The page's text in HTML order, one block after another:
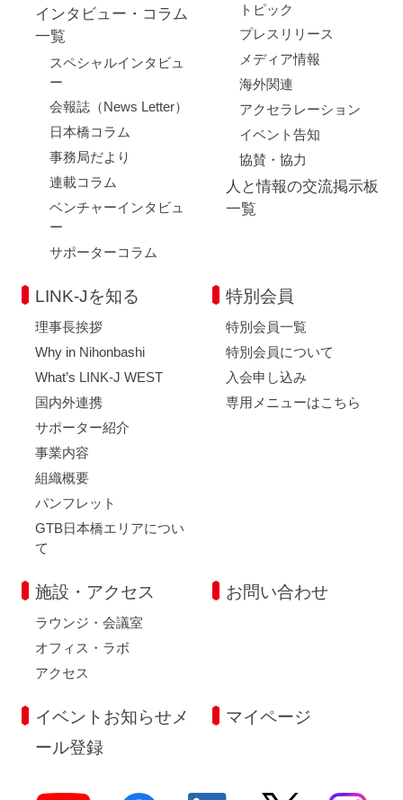
インタビュー・コラム
一覧
スペシャルインタビュ
ー
会報誌（News Letter）
日本橋コラム
事務局だより
連載コラム
ベンチャーインタビュ
ー
サポーターコラム
トピック
プレスリリース
メディア情報
海外関連
アクセラレーション
イベント告知
協賛・協力
人と情報の交流掲示板
一覧
LINK-Jを知る
理事長挨拶
Why in Nihonbashi
What’s LINK-J WEST
国内外連携
サポーター紹介
事業内容
組織概要
パンフレット
GTB日本橋エリアについ
て
特別会員
特別会員一覧
特別会員について
入会申し込み
専用メニューはこちら
施設・アクセス
ラウンジ・会議室
オフィス・ラボ
アクセス
お問い合わせ
イベントお知らせメ
ール登録
マイページ